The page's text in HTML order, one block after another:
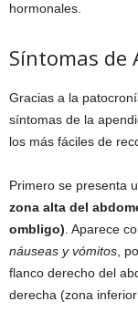
hormonales.
Síntomas de
Gracias a la
síntomas de la
los más fáciles de
Primero se presenta
zona alta del
ombligo) . Aparece
náuseas y vómitos ,
flanco derecho del
derecha (zona